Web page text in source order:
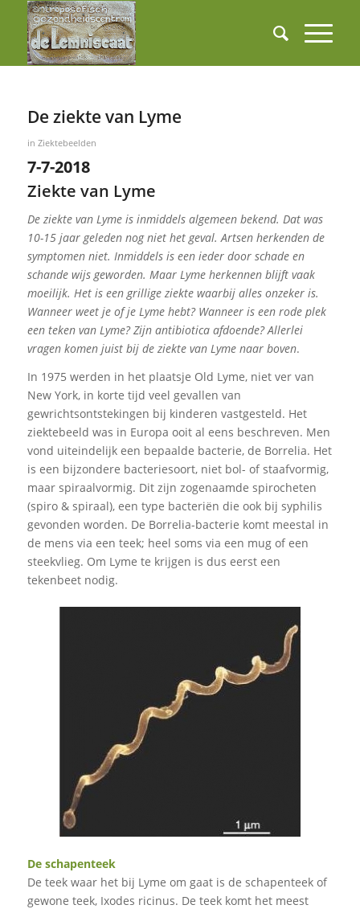
De ziekte van Lyme
in Ziektebeelden
7-7-2018
Ziekte van Lyme
De ziekte van Lyme is inmiddels algemeen bekend. Dat was
10-15 jaar geleden nog niet het geval. Artsen herkenden de
symptomen niet. Inmiddels is een ieder door schade en
schande wijs geworden. Maar Lyme herkennen blijft vaak
moeilijk. Het is een grillige ziekte waarbij alles onzeker is.
Wanneer weet je of je Lyme hebt? Wanneer is een rode plek
een teken van Lyme? Zijn antibiotica afdoende? Allerlei
vragen komen juist bij de ziekte van Lyme naar boven.
In 1975 werden in het plaatsje Old Lyme, niet ver van
New York, in korte tijd veel gevallen van
gewrichtsontstekingen bij kinderen vastgesteld. Het
ziektebeeld was in Europa ooit al eens beschreven. Men
vond uiteindelijk een bepaalde bacterie, de Borrelia. Het
is een bijzondere bacteriesoort, niet bol- of staafvormig,
maar spiraalvormig. Dit zijn zogenaamde spirocheten
(spiro & spiraal), een type bacteriën die ook bij syphilis
gevonden worden. De Borrelia-bacterie komt meestal in
de mens via een teek; heel soms via een mug of een
steekvlieg. Om Lyme te krijgen is dus eerst een
tekenbeet nodig.
De schapenteek
De teek waar het bij Lyme om gaat is de schapenteek of
gewone teek, Ixodes ricinus. De teek komt het meest